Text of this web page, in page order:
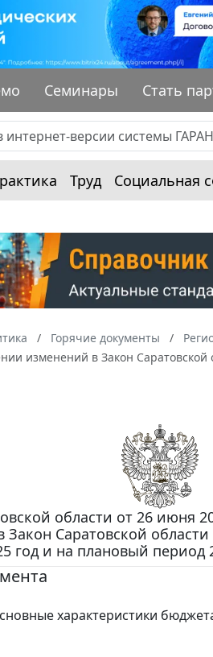
Семинары Стать
Труд Социальная
Горячие документы
изменений в Закон
области от 26 июня
Закон Саратовской
год и на плановый период
характеристики